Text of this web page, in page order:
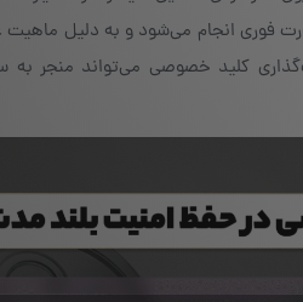
فوری انجام می‌شود و به دلیل ماهیت
کلید خصوصی می‌تواند منجر